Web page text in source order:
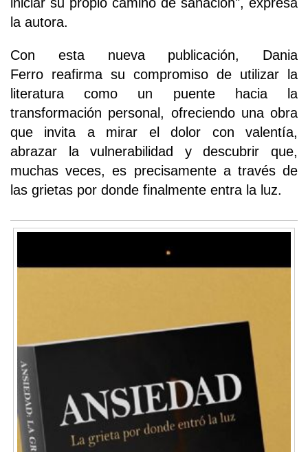
la autora.
Con esta nueva publicación, Dania
Ferro reafirma su compromiso de utilizar la
literatura como un puente hacia la
transformación personal, ofreciendo una obra
que invita a mirar el dolor con valentía,
abrazar la vulnerabilidad y descubrir que,
muchas veces, es precisamente a través de
las grietas por donde finalmente entra la luz.